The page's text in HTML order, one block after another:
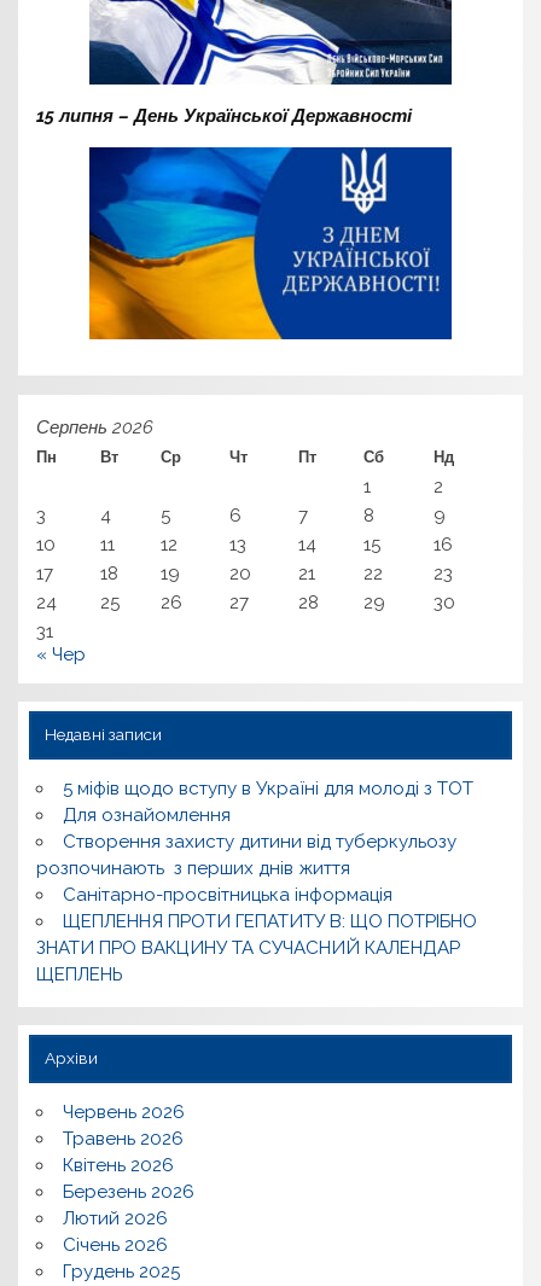
15 липня – День Української Державності
Серпень 2026
Пн Вт Ср Чт Пт Сб Нд
1
2
3
4 5 6 7 8
9
10
11 12 13 14 15
16
17
18 19 20 21 22
23
24
25 26 27 28 29
30
31
« Чер
Недавні записи
5 міфів щодо вступу в Україні для молоді з ТОТ
Для ознайомлення
Створення захисту дитини від туберкульозу
розпочинають з перших днів життя
Санітарно-просвітницька інформація
ЩЕПЛЕННЯ ПРОТИ ГЕПАТИТУ В: ЩО ПОТРІБНО
ЗНАТИ ПРО ВАКЦИНУ ТА СУЧАСНИЙ КАЛЕНДАР
ЩЕПЛЕНЬ
Архіви
Червень 2026
Травень 2026
Квітень 2026
Березень 2026
Лютий 2026
Січень 2026
Грудень 2025